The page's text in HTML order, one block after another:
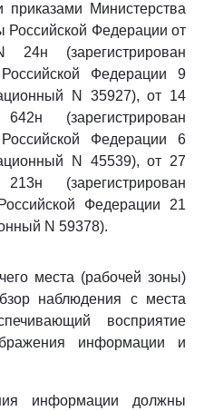
Министерства
Российской Федерации от
(зарегистрирован
Федерации 9
N 35927), от 14
(зарегистрирован
Федерации 6
N 45539), от 27
(зарегистрирован
Федерации 21
N 59378).
места (рабочей зоны)
наблюдения с места
восприятие
информации и
информации должны